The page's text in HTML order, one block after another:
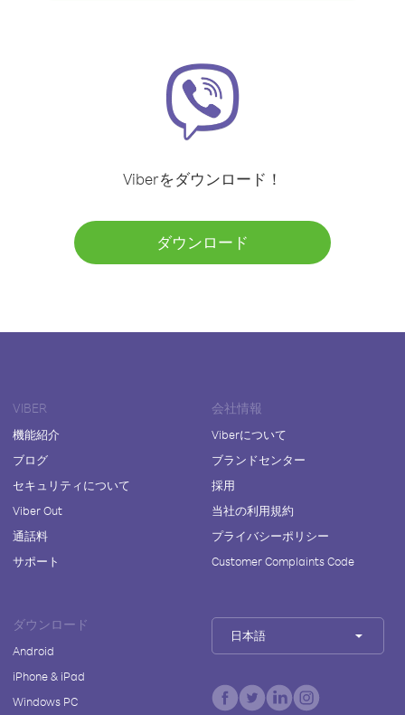
Viberをダウンロード！
ダウンロード
VIBER
機能紹介
ブログ
セキュリティについて
Viber Out
通話料
サポート
会社情報
Viberについて
ブランドセンター
採用
当社の利用規約
プライバシーポリシー
Customer Complaints Code
ダウンロード
Android
iPhone & iPad
Windows PC
日本語